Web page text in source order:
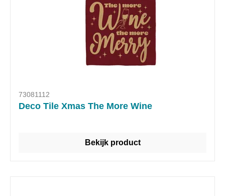
73081112
Deco Tile Xmas The More Wine
Bekijk product